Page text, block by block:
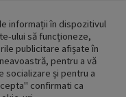
2023/2024
informații în dispozitivul
ului să funcționeze,
publicitare afișate în
pentru a vă
și pentru a
confirmati ca